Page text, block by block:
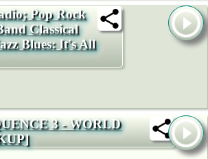
Pop Rock
Classical
Blues: It's All
3 - WORLD